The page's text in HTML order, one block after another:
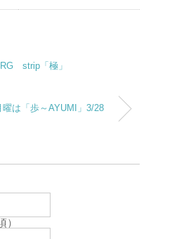
strip「極」
曜は「歩～AYUMI」3/28